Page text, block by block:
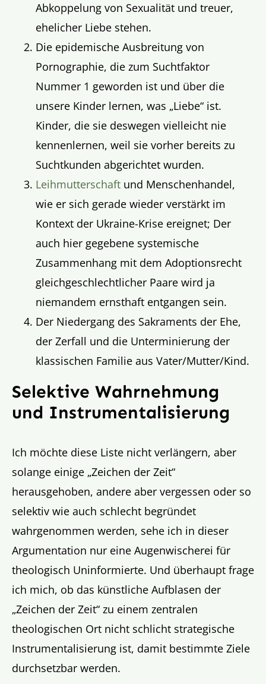
Abkoppelung von Sexualität und treuer,
ehelicher Liebe stehen.
Die epidemische Ausbreitung von
Pornographie, die zum Suchtfaktor
Nummer 1 geworden ist und über die
unsere Kinder lernen, was „Liebe“ ist.
Kinder, die sie deswegen vielleicht nie
kennenlernen, weil sie vorher bereits zu
Suchtkunden abgerichtet wurden.
Leihmutterschaft und Menschenhandel,
wie er sich gerade wieder verstärkt im
Kontext der Ukraine-Krise ereignet; Der
auch hier gegebene systemische
Zusammenhang mit dem Adoptionsrecht
gleichgeschlechtlicher Paare wird ja
niemandem ernsthaft entgangen sein.
Der Niedergang des Sakraments der Ehe,
der Zerfall und die Unterminierung der
klassischen Familie aus Vater/Mutter/Kind.
Selektive Wahrnehmung
und Instrumentalisierung
Ich möchte diese Liste nicht verlängern, aber
solange einige „Zeichen der Zeit“
herausgehoben, andere aber vergessen oder so
selektiv wie auch schlecht begründet
wahrgenommen werden, sehe ich in dieser
Argumentation nur eine Augenwischerei für
theologisch Uninformierte. Und überhaupt frage
ich mich, ob das künstliche Aufblasen der
„Zeichen der Zeit“ zu einem zentralen
theologischen Ort nicht schlicht strategische
Instrumentalisierung ist, damit bestimmte Ziele
durchsetzbar werden.